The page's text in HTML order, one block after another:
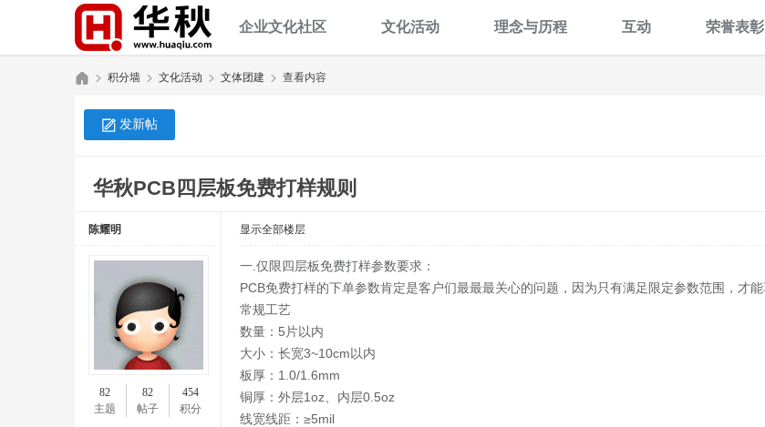
企业文化社区 文化活动 理念与历程 互动 荣誉表彰
积分墙 文化活动 文体团建 查看内容
发新帖
华秋PCB四层板免费打样规则
陈耀明
82
主题
82
帖子
454
积分
显示全部楼层
一.仅限四层板免费打样参数要求：
PCB免费打样的下单参数肯定是客户们最最最关心的问题，因为只有满足限定参数范围，才
常规工艺
数量：5片以内
大小：长宽3~10cm以内
板厚：1.0/1.6mm
铜厚：外层1oz、内层0.5oz
线宽线距：≥5mil